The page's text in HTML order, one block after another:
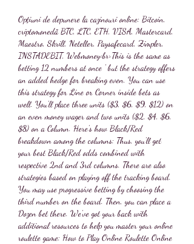
Opțiuni de depunere la cazinouri online: Bitcoin,
criptomonedă BTC, LTC, ETH, VISA, Mastercard,
Maestro, Skrill, Neteller, Paysafecard, Zimpler,
INSTADEBIT, Webmoney<br>This is the same as
betting 12 numbers at once ' but the strategy offers
an added hedge for breaking even. You can use
this strategy for Line or Corner inside bets as
well. You'll place three units ($3, $6, $9, $12) on
an even money wager and two units ($2, $4, $6,
$8) on a Column. Here's how Black/Red
breakdown among the columns: Thus, you'll get
your best Black/Red odds combined with
respective 2nd and 3rd columns. There are also
strategies based on playing off the tracking board.
You may use progressive betting by choosing the
third number on the board. Then, you can place a
Dozen bet there. We've got your back with
additional resources to help you master your online
roulette game: How to Play Online Roulette Online